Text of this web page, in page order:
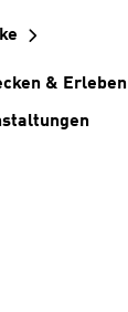
& Erleben